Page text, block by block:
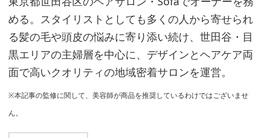
める。スタイリストとしても多くの人から寄せられ
る髪の毛や頭皮の悩みに寄り添い続け、世田谷・目
黒エリアの主婦層を中心に、デザインとヘアケア両
面で高いクオリティの地域密着サロンを運営。
※本記事の監修に関して、美容師が商品を推奨しているわけではございませ
ん。